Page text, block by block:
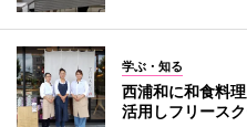
学ぶ・知る
西浦和に和食料
活用しフリース